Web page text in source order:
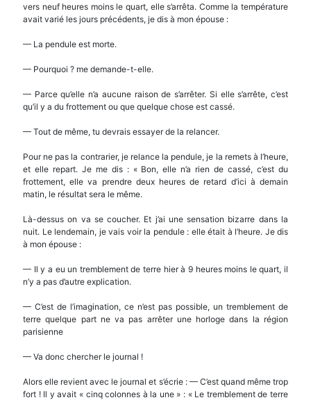
vers neuf heures moins le quart, elle s’arrêta. Comme la température
avait varié les jours précédents, je dis à mon épouse :
— La pendule est morte.
— Pourquoi ? me demande-t-elle.
— Parce qu’elle n’a aucune raison de s’arrêter. Si elle s’arrête, c’est
qu’il y a du frottement ou que quelque chose est cassé.
— Tout de même, tu devrais essayer de la relancer.
Pour ne pas la contrarier, je relance la pendule, je la remets à l’heure,
et elle repart. Je me dis : « Bon, elle n’a rien de cassé, c’est du
frottement, elle va prendre deux heures de retard d’ici à demain
matin, le résultat sera le même.
Là-dessus on va se coucher. Et j’ai une sensation bizarre dans la
nuit. Le lendemain, je vais voir la pendule : elle était à l’heure. Je dis
à mon épouse :
— Il y a eu un tremblement de terre hier à 9 heures moins le quart, il
n’y a pas d’autre explication.
— C’est de l’imagination, ce n’est pas possible, un tremblement de
terre quelque part ne va pas arrêter une horloge dans la région
parisienne
— Va donc chercher le journal !
Alors elle revient avec le journal et s’écrie : — C’est quand même trop
fort ! Il y avait « cinq colonnes à la une » : « Le tremblement de terre